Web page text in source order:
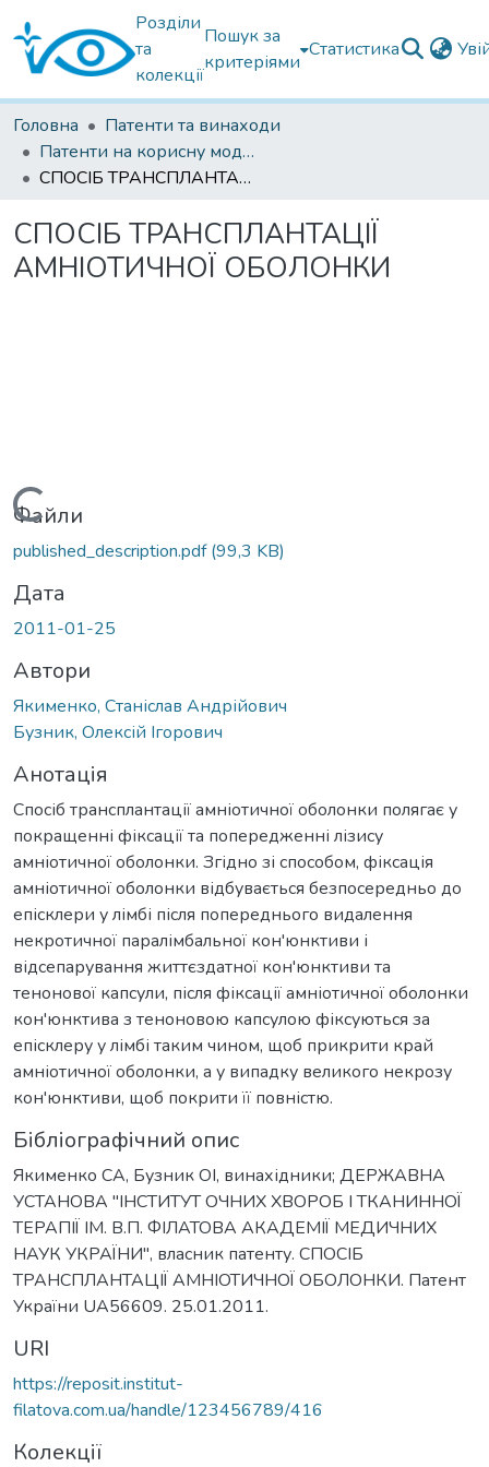
Розділи
та
колекції
Пошук за
критеріями
Статистика
Головна
Патенти та винаходи
Патенти на корисну модель
СПОСІБ ТРАНСПЛАНТАЦІЇ АМНІОТИЧНОЇ ОБОЛОНКИ
СПОСІБ ТРАНСПЛАНТАЦІЇ
АМНІОТИЧНОЇ ОБОЛОНКИ
Вантажиться...
Файли
published_description.pdf(99,3 KB)
Дата
2011-01-25
Автори
Якименко, Станіслав Андрійович
Бузник, Олексій Ігорович
Анотація
Спосіб трансплантації амніотичної оболонки полягає у
покращенні фіксації та попередженні лізису
амніотичної оболонки. Згідно зі способом, фіксація
амніотичної оболонки відбувається безпосередньо до
епісклери у лімбі після попереднього видалення
некротичної паралімбальної кон'юнктиви і
відсепарування життєздатної кон'юнктиви та
тенонової капсули, після фіксації амніотичної оболонки
кон'юнктива з теноновою капсулою фіксуються за
епісклеру у лімбі таким чином, щоб прикрити край
амніотичної оболонки, а у випадку великого некрозу
кон'юнктиви, щоб покрити її повністю.
Бібліографічний опис
Якименко СА, Бузник ОІ, винахідники; ДЕРЖАВНА
УСТАНОВА "ІНСТИТУТ ОЧНИХ ХВОРОБ І ТКАНИННОЇ
ТЕРАПІЇ ІМ. В.П. ФІЛАТОВА АКАДЕМІЇ МЕДИЧНИХ
НАУК УКРАЇНИ", власник патенту. СПОСІБ
ТРАНСПЛАНТАЦІЇ АМНІОТИЧНОЇ ОБОЛОНКИ. Патент
України UA56609. 25.01.2011.
URI
https://reposit.institut-
filatova.com.ua/handle/123456789/416
Колекції